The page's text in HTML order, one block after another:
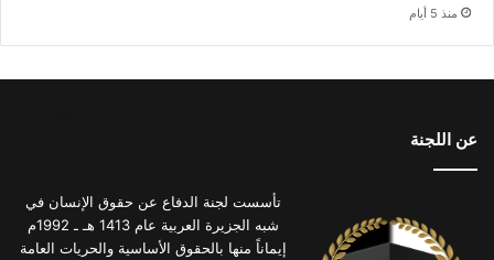
منذ 5 أيام
عن اللجنة
تأسست لجنة الدفاع عن حقوق الإنسان في
شبه الجزيرة العربية عام 1413 هـ ـ 1992م
إيماناً منها بالحقوق الأساسية والحريات العامة